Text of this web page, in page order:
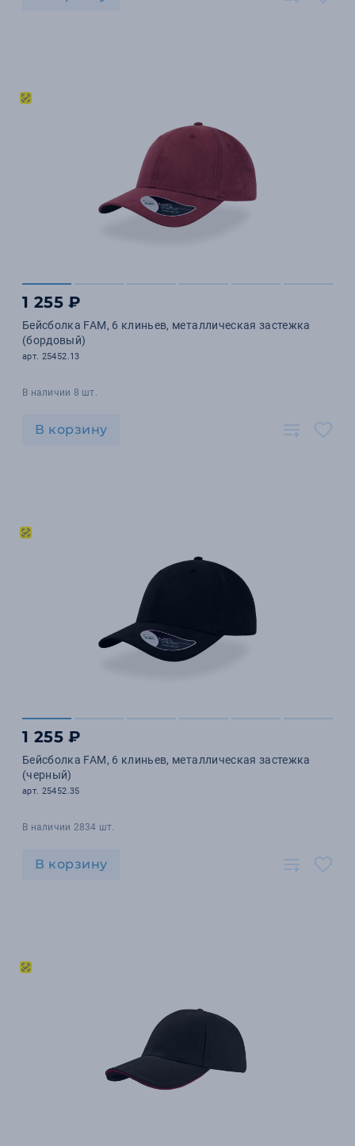
1 255 ₽
Бейсболка FAM, 6 клиньев, металлическая застежка
(бордовый)
арт. 25452.13
В наличии 8 шт.
В корзину
1 255 ₽
Бейсболка FAM, 6 клиньев, металлическая застежка
(черный)
арт. 25452.35
В наличии 2834 шт.
В корзину